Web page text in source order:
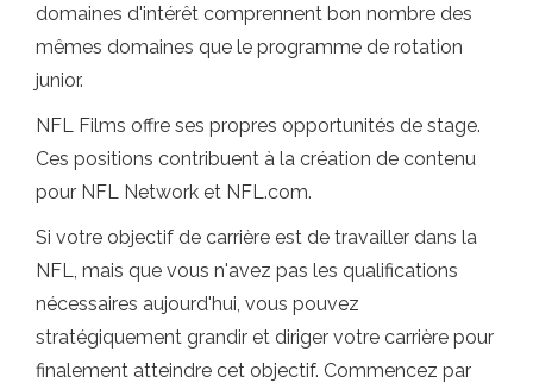
domaines d'intérêt comprennent bon nombre des
mêmes domaines que le programme de rotation
junior.
NFL Films offre ses propres opportunités de stage.
Ces positions contribuent à la création de contenu
pour NFL Network et NFL.com.
Si votre objectif de carrière est de travailler dans la
NFL, mais que vous n'avez pas les qualifications
nécessaires aujourd'hui, vous pouvez
stratégiquement grandir et diriger votre carrière pour
finalement atteindre cet objectif. Commencez par